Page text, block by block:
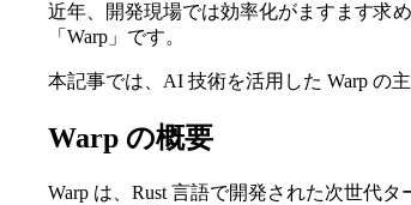
近年、開発現場では効率化がますます求
「Warp」です。
本記事では、AI 技術を活用した Warp の
Warp の概要
Warp は、Rust 言語で開発された次世代